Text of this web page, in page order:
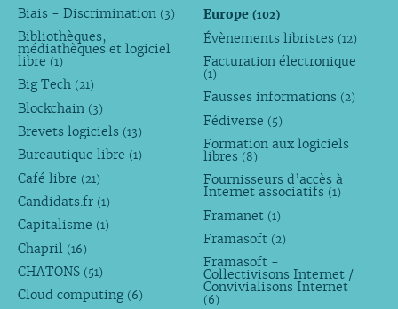
Biais - Discrimination (3)
Bibliothèques,
médiathèques et logiciel
libre (1)
Big Tech (21)
Blockchain (3)
Brevets logiciels (13)
Bureautique libre (1)
Café libre (21)
Candidats.fr (1)
Capitalisme (1)
Chapril (16)
CHATONS (51)
Cloud computing (6)
Europe(102)
Évènements libristes (12)
Facturation électronique
(1)
Fausses informations (2)
Fédiverse (5)
Formation aux logiciels
libres (8)
Fournisseurs d’accès à
Internet associatifs (1)
Framanet (1)
Framasoft (2)
Framasoft -
Collectivisons Internet /
Convivialisons Internet
(6)